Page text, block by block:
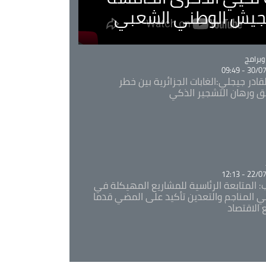
الوطني الشعبي
30/07/
جيجلي:الغابات الجزائرية بين خطر
ورهان التشجير الذكي
22/07/
المتابعة الرئاسية للمشاريع المهيكلة في
المناجم والتعدين تأكيد على المضي قدما
الاقتصاد